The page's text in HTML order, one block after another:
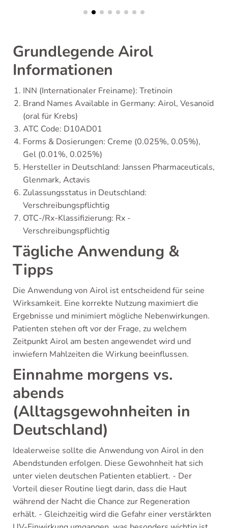
Grundlegende Airol
Informationen
INN (Internationaler Freiname): Tretinoin
Brand Names Available in Germany: Airol, Vesanoid
(oral für Krebs)
ATC Code: D10AD01
Forms & Dosierungen: Creme (0.025%, 0.05%),
Gel (0.01%, 0.025%)
Hersteller in Deutschland: Janssen Pharmaceuticals,
Glenmark, Actavis
Zulassungsstatus in Deutschland:
Verschreibungspflichtig
OTC-/Rx-Klassifizierung: Rx -
Verschreibungspflichtig
Tägliche Anwendung &
Tipps
Die Anwendung von Airol ist entscheidend für seine
Wirksamkeit. Eine korrekte Nutzung maximiert die
Ergebnisse und minimiert mögliche Nebenwirkungen.
Patienten stehen oft vor der Frage, zu welchem
Zeitpunkt Airol am besten angewendet wird und
inwiefern Mahlzeiten die Wirkung beeinflussen.
Einnahme morgens vs.
abends
(Alltagsgewohnheiten in
Deutschland)
Idealerweise sollte die Anwendung von Airol in den
Abendstunden erfolgen. Diese Gewohnheit hat sich
unter vielen deutschen Patienten etabliert. - Der
Vorteil dieser Routine liegt darin, dass die Haut
während der Nacht die Chance zur Regeneration
erhält. - Gleichzeitig wird die Gefahr einer verstärkten